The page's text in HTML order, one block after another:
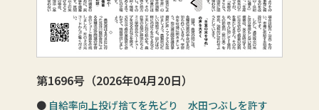
第1696号（2026年04月20日）
自給率向上投げ捨てを先どり 水田つぶしを許す